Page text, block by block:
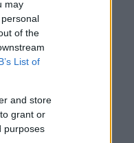
may
of the
List of
and store
grant or
purposes